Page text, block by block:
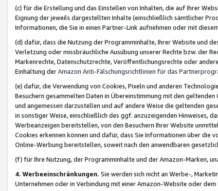
(c) für die Erstellung und das Einstellen von Inhalten, die auf Ihrer
Eignung der jeweils dargestellten Inhalte (einschließlich sämtlicher
Informationen, die Sie in einen Partner-Link aufnehmen oder mit
(d) dafür, dass die Nutzung der Programminhalte, Ihrer Website und
Verletzung oder missbräuchliche Ausübung unserer Rechte bzw. der
Markenrechte, Datenschutzrechte, Veröffentlichungsrechte oder
Einhaltung derAmazon Anti-Fälschungsrichtlinien für das
(e) dafür, die Verwendung von Cookies, Pixeln und anderen
Besuchern gesammelten Daten in Übereinstimmung mit den
und angemessen darzustellen und auf andere Weise die geltenden
in sonstiger Weise, einschließlich des ggf. anzuzeigenden Hinweises,
Werbeanzeigen bereitstellen, von den Besuchern Ihrer Website
Cookies erkennen können und dafür, dass Sie Informationen über die
Online-Werbung bereitstellen, soweit nach den anwendbaren
(f) für Ihre Nutzung, der Programminhalte und der Amazon-Marken,
4. Werbeeinschränkungen. Sie werden sich nicht an Werbe-,
Unternehmen oder in Verbindung mit einer Amazon-Website oder